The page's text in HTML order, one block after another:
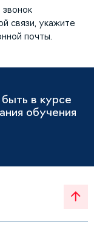
звонок
связи, укажите
почты.
в курсе
обучения